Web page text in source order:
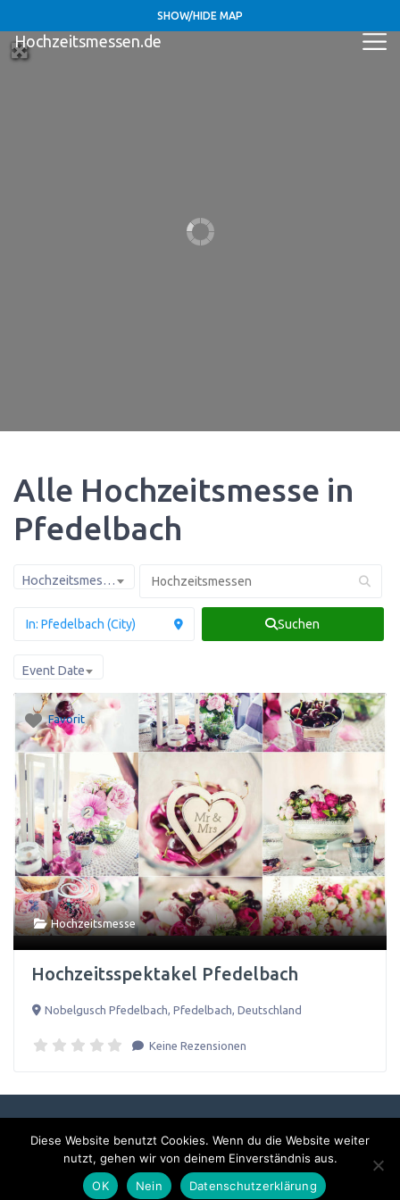
Hochzeitsmessen.de
SHOW/HIDE MAP
Alle Hochzeitsmesse in
Pfedelbach
Hochzeitsmessen
Suchen
Event Date
Favorit
Hochzeitsmesse
Hochzeitsspektakel Pfedelbach
Nobelgusch Pfedelbach Pfedelbach Deutschland
Keine Rezensionen
Impressum & Datenschutzerklärung
Diese Website benutzt Cookies. Wenn du die Website weiter
nutzt, gehen wir von deinem Einverständnis aus.
OK
Nein Datenschutzerklärung